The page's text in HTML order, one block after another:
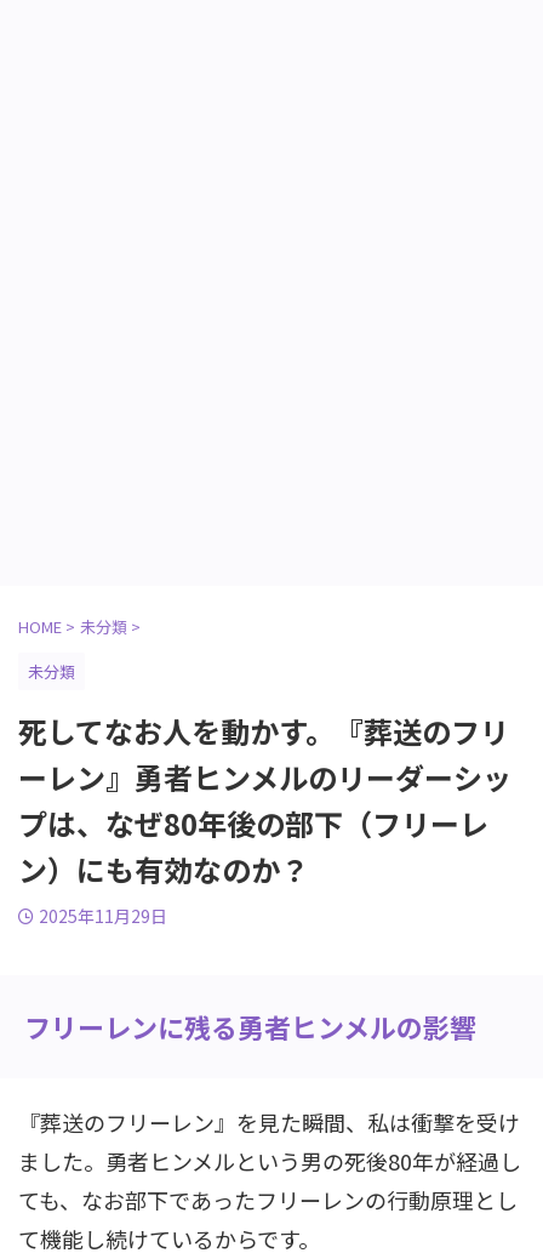
HOME > 未分類 >
未分類
死してなお人を動かす。『葬送のフリ
ーレン』勇者ヒンメルのリーダーシッ
プは、なぜ80年後の部下（フリーレ
ン）にも有効なのか？
2025年11月29日
フリーレンに残る勇者ヒンメルの影響
『葬送のフリーレン』を見た瞬間、私は衝撃を受け
ました。勇者ヒンメルという男の死後80年が経過し
ても、なお部下であったフリーレンの行動原理とし
て機能し続けているからです。